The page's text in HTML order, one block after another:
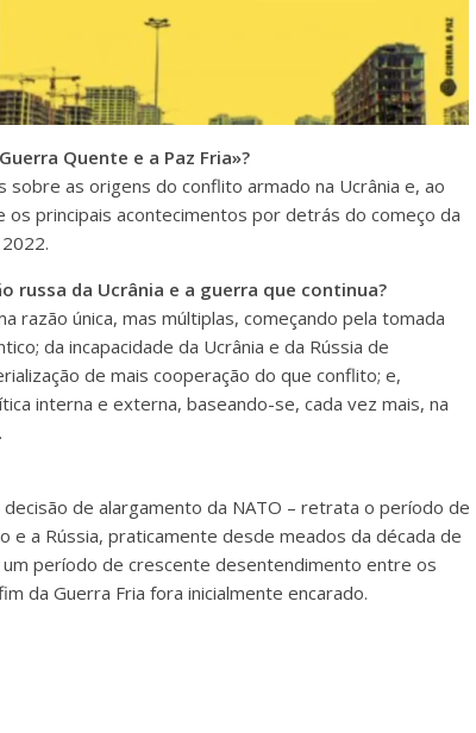
Quente e a Paz Fria»?
as origens do conflito armado na Ucrânia e, ao
principais acontecimentos por detrás do começo da
russa da Ucrânia e a guerra que continua?
razão única, mas múltiplas, começando pela tomada
da incapacidade da Ucrânia e da Rússia de
de mais cooperação do que conflito; e,
interna e externa, baseando-se, cada vez mais, na
de alargamento da NATO – retrata o período de
a Rússia, praticamente desde meados da década de
período de crescente desentendimento entre os
da Guerra Fria fora inicialmente encarado.